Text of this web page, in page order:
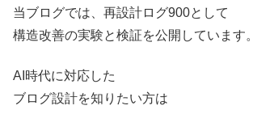
当ブログでは、再設計ログ900として
構造改善の実験と検証を公開しています。
AI時代に対応した
ブログ設計を知りたい方は